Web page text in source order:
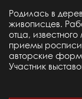
Родилась в
живописцев.
отца,
приемы
авторские
Участник